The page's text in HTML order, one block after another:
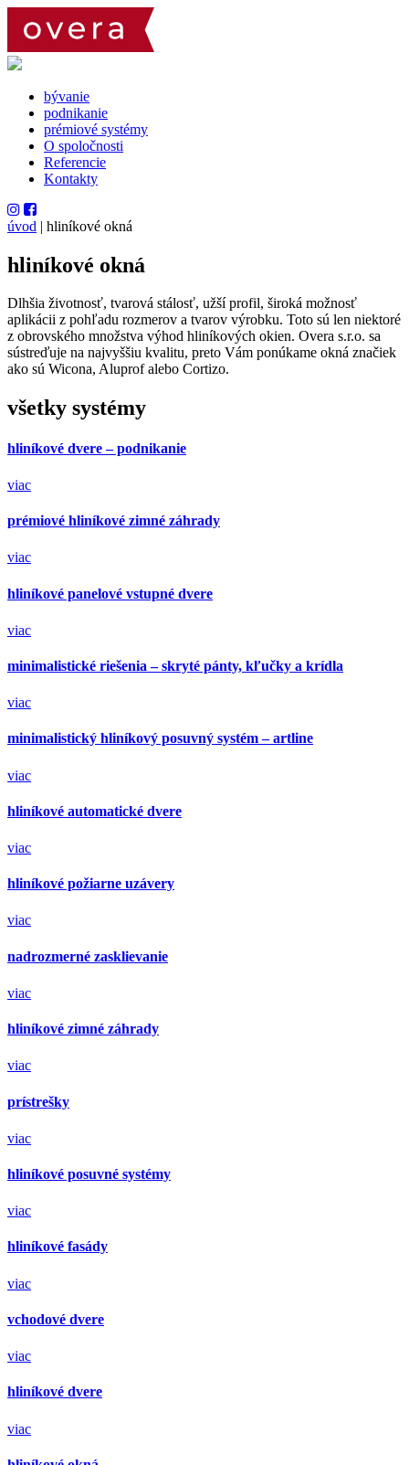
bývanie
podnikanie
prémiové systémy
O spoločnosti
Referencie
Kontakty
úvod | hliníkové okná
hliníkové okná
Dlhšia životnosť, tvarová stálosť, užší profil, široká možnosť
aplikácii z pohľadu rozmerov a tvarov výrobku. Toto sú len niektoré
z obrovského množstva výhod hliníkových okien. Overa s.r.o. sa
sústreďuje na najvyššiu kvalitu, preto Vám ponúkame okná značiek
ako sú Wicona, Aluprof alebo Cortizo.
všetky systémy
hliníkové dvere – podnikanie
viac
prémiové hliníkové zimné záhrady
viac
hliníkové panelové vstupné dvere
viac
minimalistické riešenia – skryté pánty, kľučky a krídla
viac
minimalistický hliníkový posuvný systém – artline
viac
hliníkové automatické dvere
viac
hliníkové požiarne uzávery
viac
nadrozmerné zasklievanie
viac
hliníkové zimné záhrady
viac
prístrešky
viac
hliníkové posuvné systémy
viac
hliníkové fasády
viac
vchodové dvere
viac
hliníkové dvere
viac